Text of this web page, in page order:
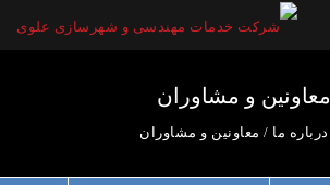
معاونین و مشاوران
درباره ما / معاونین و مشاوران